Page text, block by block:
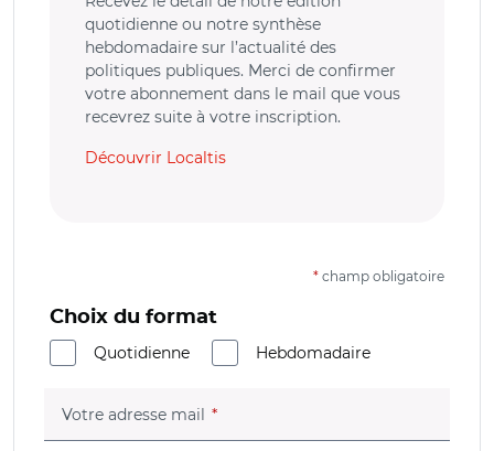
quotidienne ou notre synthèse
hebdomadaire sur l’actualité des
politiques publiques. Merci de confirmer
votre abonnement dans le mail que vous
recevrez suite à votre inscription.
Découvrir Localtis
* champ obligatoire
Choix du format
Quotidienne
Hebdomadaire
Votre adresse mail (champ obligatoire)